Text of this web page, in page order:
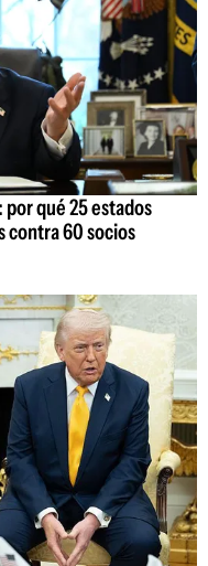
por qué 25 estados
contra 60 socios